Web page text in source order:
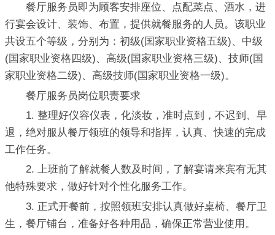
餐厅服务员即为顾客安排座位、点配菜点、酒水，进
行宴会设计、装饰、布置，提供就餐服务的人员。该职业
共设五个等级，分别为：初级(国家职业资格五级)、中级
(国家职业资格四级)、高级(国家职业资格三级)、技师(国
家职业资格二级)、高级技师(国家职业资格一级)。
餐厅服务员岗位职责要求
1. 整理好仪容仪表，化淡妆，准时点到，不迟到、早
退，绝对服从餐厅领班的领导和指挥，认真、快速的完成
工作任务。
2. 上班前了解就餐人数及时间，了解宴请来宾有无其
他特殊要求，做好针对个性化服务工作。
3. 正式开餐前，按照领班安排认真做好桌椅、餐厅卫
生，餐厅铺台，准备好各种用品，确保正常营业使用。